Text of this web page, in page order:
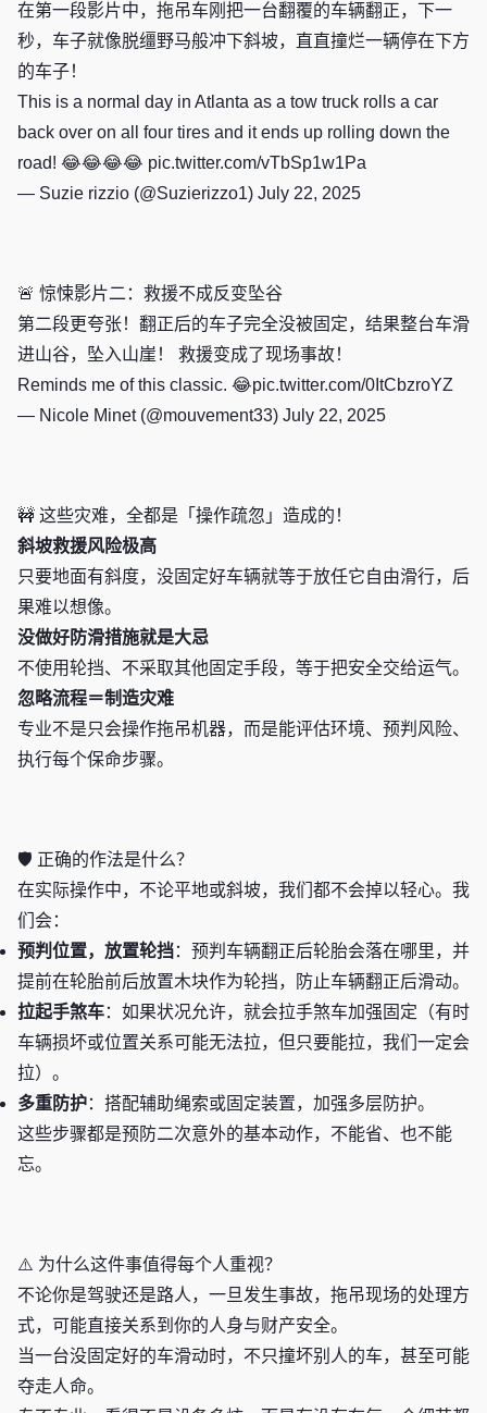
在第一段影片中，拖吊车刚把一台翻覆的车辆翻正，下一
秒，车子就像脱缰野马般冲下斜坡，直直撞烂一辆停在下方
的车子！
This is a normal day in Atlanta as a tow truck rolls a car
back over on all four tires and it ends up rolling down the
road! 😂😂😂😂 pic.twitter.com/vTbSp1w1Pa
— Suzie rizzio (@Suzierizzo1) July 22, 2025
🚨 惊悚影片二：救援不成反变坠谷
第二段更夸张！翻正后的车子完全没被固定，结果整台车滑
进山谷，坠入山崖！ 救援变成了现场事故！
Reminds me of this classic. 😂pic.twitter.com/0ItCbzroYZ
— Nicole Minet (@mouvement33) July 22, 2025
🚧 这些灾难，全都是「操作疏忽」造成的！
斜坡救援风险极高
只要地面有斜度，没固定好车辆就等于放任它自由滑行，后
果难以想像。
没做好防滑措施就是大忌
不使用轮挡、不采取其他固定手段，等于把安全交给运气。
忽略流程＝制造灾难
专业不是只会操作拖吊机器，而是能评估环境、预判风险、
执行每个保命步骤。
🛡️ 正确的作法是什么？
在实际操作中，不论平地或斜坡，我们都不会掉以轻心。我
们会：
预判位置，放置轮挡：预判车辆翻正后轮胎会落在哪里，并
提前在轮胎前后放置木块作为轮挡，防止车辆翻正后滑动。
拉起手煞车：如果状况允许，就会拉手煞车加强固定（有时
车辆损坏或位置关系可能无法拉，但只要能拉，我们一定会
拉）。
多重防护：搭配辅助绳索或固定装置，加强多层防护。
这些步骤都是预防二次意外的基本动作，不能省、也不能
忘。
⚠️ 为什么这件事值得每个人重视？
不论你是驾驶还是路人，一旦发生事故，拖吊现场的处理方
式，可能直接关系到你的人身与财产安全。
当一台没固定好的车滑动时，不只撞坏别人的车，甚至可能
夺走人命。